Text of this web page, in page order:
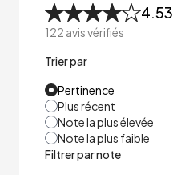
4.53
122 avis vérifiés
Trier par
Pertinence
Plus récent
Note la plus élevée
Note la plus faible
Filtrer par note